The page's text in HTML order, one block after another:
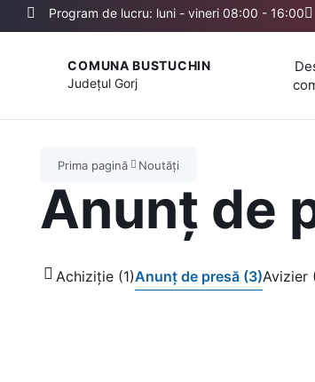
Program de lucru: luni - vineri 08:00 - 16:00
COMUNA BUSTUCHIN
JudețulGorj
Prima pagină Noutăți
Anunț de
Achiziție (1)Anunț de presă (3)Avizier